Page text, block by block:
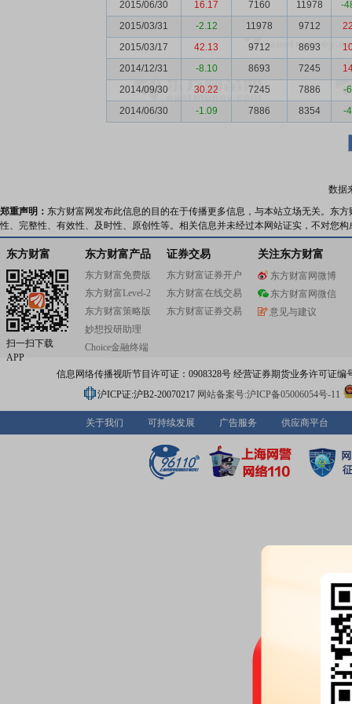
2015/06/30
16.17 7160 11978
-
2015/03/31
-2.12 11978 9712
2015/03/17
42.13 9712 8693
2014/12/31
-8.10 8693 7245
2014/09/30
30.22 7245 7886
-
2014/06/30
-1.09 7886 8354 -
数据
郑重声明： 东方财富网发布此信息的目的在于传播更多信息，与本站立场无关。东
性、完整性、有效性、及时性、原创性等。相关信息并未经过本网站证实，不对您
东方财富
扫一扫下载
APP
东方财富产品
东方财富免费版
东方财富Level-2
东方财富策略版
妙想投研助理
Choice金融终端
证券交易
东方财富证券开户
东方财富在线交易
东方财富证券交易
关注东方财富
东方财富网微博
东方财富网微信
意见与建议
信息网络传播视听节目许可证：0908328号 经营证券期货业务许可证编
沪ICP证:沪B2-20070217 网站备案号:沪ICP备05006054号-11
关于我们 可持续发展 广告服务 供应商平台